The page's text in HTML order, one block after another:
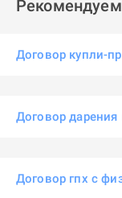
Рекомендуем
Договор купли-
Договор дарения
Договор гпх с